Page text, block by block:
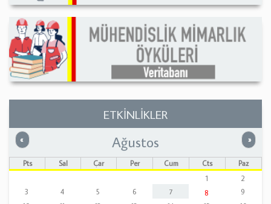
ETKİNLİKLER
« Önceki »
Ağustos
Pts Sal Çar Per Cum Cts
Paz
1
2
3
4 5 6 7 8
9